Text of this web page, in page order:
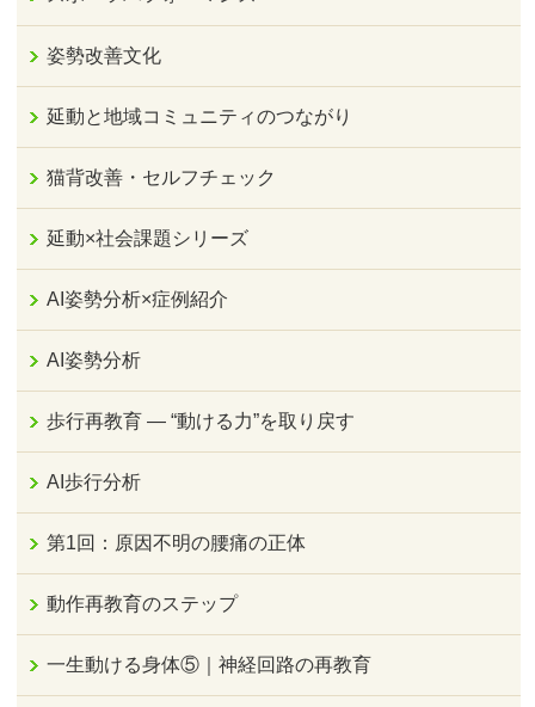
姿勢改善文化
延動と地域コミュニティのつながり
猫背改善・セルフチェック
延動×社会課題シリーズ
AI姿勢分析×症例紹介
AI姿勢分析
歩行再教育 ― “動ける力”を取り戻す
AI歩行分析
第1回：原因不明の腰痛の正体
動作再教育のステップ
一生動ける身体⑤｜神経回路の再教育